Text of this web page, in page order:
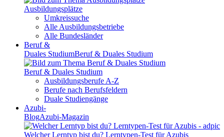
Ausbildungsplätze
Umkreissuche
Alle Ausbildungsbetriebe
Alle Bundesländer
Beruf &
Duales StudiumBeruf & Duales Studium
Beruf & Duales Studium
Ausbildungsberufe A-Z
Berufe nach Berufsfeldern
Duale Studiengänge
Azubi-
BlogAzubi-Magazin
Welcher Lerntyp bist du? Lerntypen-Test für Azubis